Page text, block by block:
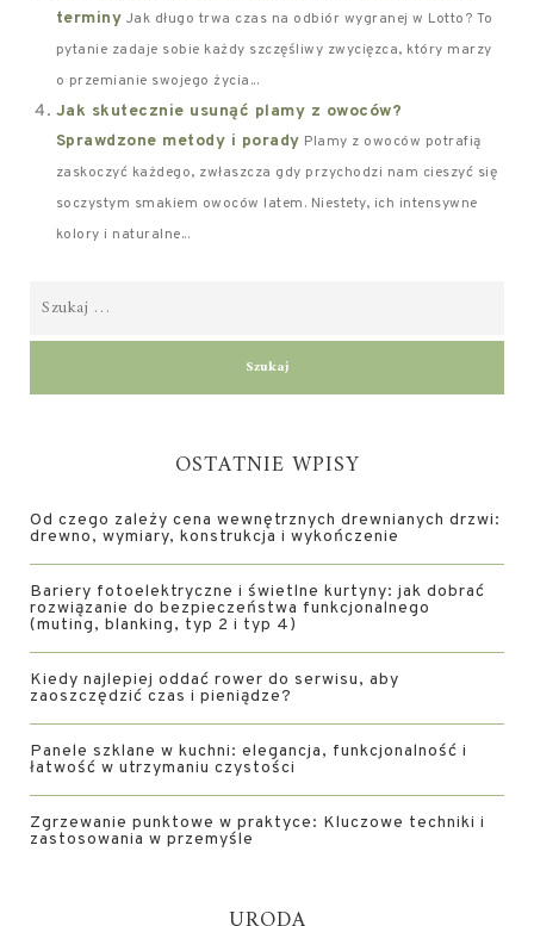
terminy Jak długo trwa czas na odbiór wygranej w Lotto? To
pytanie zadaje sobie każdy szczęśliwy zwycięzca, który marzy
o przemianie swojego życia...
Jak skutecznie usunąć plamy z owoców?
Sprawdzone metody i porady Plamy z owoców potrafią
zaskoczyć każdego, zwłaszcza gdy przychodzi nam cieszyć się
soczystym smakiem owoców latem. Niestety, ich intensywne
kolory i naturalne...
OSTATNIE WPISY
Od czego zależy cena wewnętrznych drewnianych drzwi:
drewno, wymiary, konstrukcja i wykończenie
Bariery fotoelektryczne i świetlne kurtyny: jak dobrać
rozwiązanie do bezpieczeństwa funkcjonalnego
(muting, blanking, typ 2 i typ 4)
Kiedy najlepiej oddać rower do serwisu, aby
zaoszczędzić czas i pieniądze?
Panele szklane w kuchni: elegancja, funkcjonalność i
łatwość w utrzymaniu czystości
Zgrzewanie punktowe w praktyce: Kluczowe techniki i
zastosowania w przemyśle